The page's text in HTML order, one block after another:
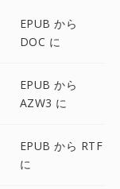
EPUB から
DOC に
EPUB から
AZW3 に
EPUB から RTF
に